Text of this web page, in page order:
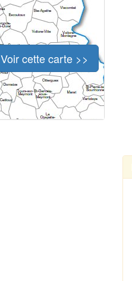
Voir cette carte >>